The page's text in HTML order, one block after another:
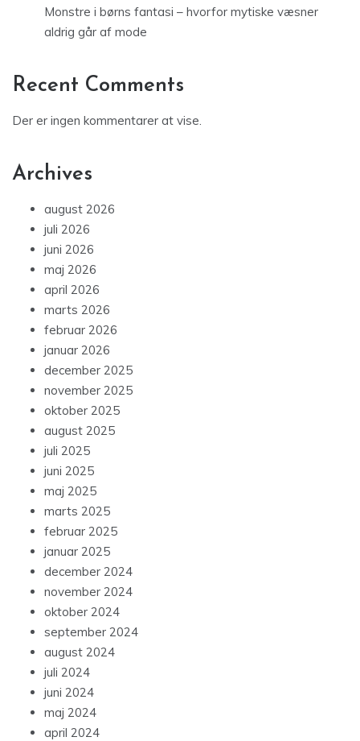
Monstre i børns fantasi – hvorfor mytiske væsner
aldrig går af mode
Recent Comments
Der er ingen kommentarer at vise.
Archives
august 2026
juli 2026
juni 2026
maj 2026
april 2026
marts 2026
februar 2026
januar 2026
december 2025
november 2025
oktober 2025
august 2025
juli 2025
juni 2025
maj 2025
marts 2025
februar 2025
januar 2025
december 2024
november 2024
oktober 2024
september 2024
august 2024
juli 2024
juni 2024
maj 2024
april 2024